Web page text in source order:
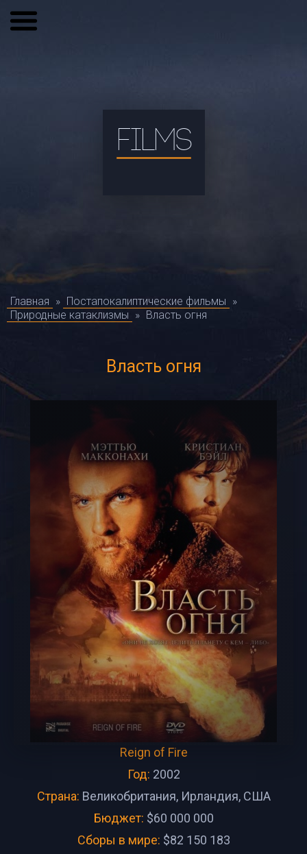
FILMS
Главная » Постапокалиптические фильмы »
Природные катаклизмы » Власть огня
Власть огня
Reign of Fire
Год: 2002
Страна: Великобритания, Ирландия, США
Бюджет: $60 000 000
Сборы в мире: $82 150 183